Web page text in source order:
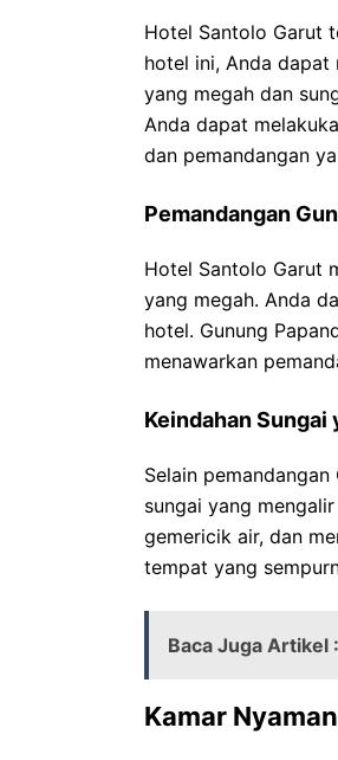
Hotel Santolo Garut
hotel ini, Anda dapat
yang megah dan
Anda dapat
dan pemandangan
Pemandangan
Hotel Santolo Garut
yang megah. Anda
hotel. Gunung
menawarkan
Keindahan
Selain
sungai yang
gemericik air, dan
tempat yang
Baca Juga Artikel :
Kamar